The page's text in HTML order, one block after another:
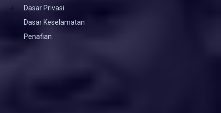
Dasar Privasi
Dasar Keselamatan
Penafian